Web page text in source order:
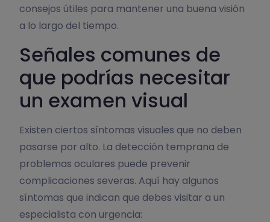
consejos útiles para mantener una buena visión
a lo largo del tiempo.
Señales comunes de
que podrías necesitar
un examen visual
Existen ciertos síntomas visuales que no deben
pasarse por alto. La detección temprana de
problemas oculares puede prevenir
complicaciones severas. Aquí hay algunos
síntomas que indican que debes visitar a un
especialista con urgencia: